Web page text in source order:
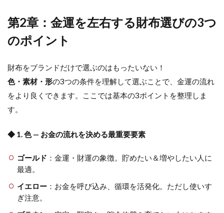
第2章：金運を左右する財布選びの3つ
のポイント
財布をブランドだけで選ぶのはもったいない！
色・素材・形の3つの条件を理解して選ぶことで、金運の流れ
をより良くできます。ここでは基本の3ポイントを整理しま
す。
◆ 1. 色 — お金の流れを決める最重要要素
ゴールド ：金運・財運の象徴。貯めたい＆増やしたい人に
最適。
イエロー：お金を呼び込み、循環を活発化。ただし使いす
ぎ注意。